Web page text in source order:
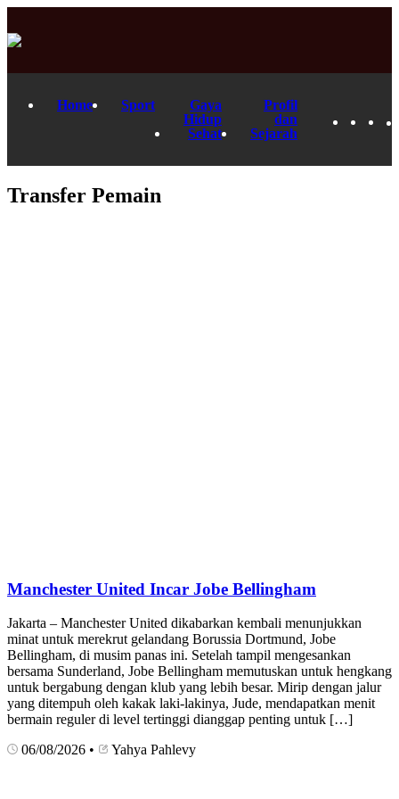
Home Sport
Gaya
Hidup
Sehat
Profil
dan
Sejarah
Transfer Pemain
Manchester United Incar Jobe Bellingham
Jakarta – Manchester United dikabarkan kembali menunjukkan
minat untuk merekrut gelandang Borussia Dortmund, Jobe
Bellingham, di musim panas ini. Setelah tampil mengesankan
bersama Sunderland, Jobe Bellingham memutuskan untuk hengkang
untuk bergabung dengan klub yang lebih besar. Mirip dengan jalur
yang ditempuh oleh kakak laki-lakinya, Jude, mendapatkan menit
bermain reguler di level tertinggi dianggap penting untuk […]
06/08/2026 • Yahya Pahlevy